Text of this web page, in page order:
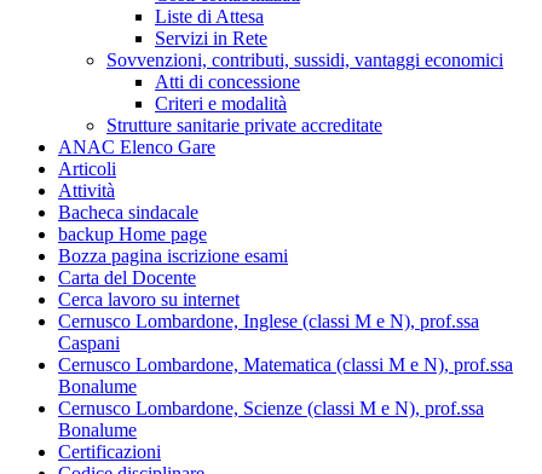
Liste di Attesa
Servizi in Rete
Sovvenzioni, contributi, sussidi, vantaggi economici
Atti di concessione
Criteri e modalità
Strutture sanitarie private accreditate
ANAC Elenco Gare
Articoli
Attività
Bacheca sindacale
backup Home page
Bozza pagina iscrizione esami
Carta del Docente
Cerca lavoro su internet
Cernusco Lombardone, Inglese (classi M e N), prof.ssa
Caspani
Cernusco Lombardone, Matematica (classi M e N), prof.ssa
Bonalume
Cernusco Lombardone, Scienze (classi M e N), prof.ssa
Bonalume
Certificazioni